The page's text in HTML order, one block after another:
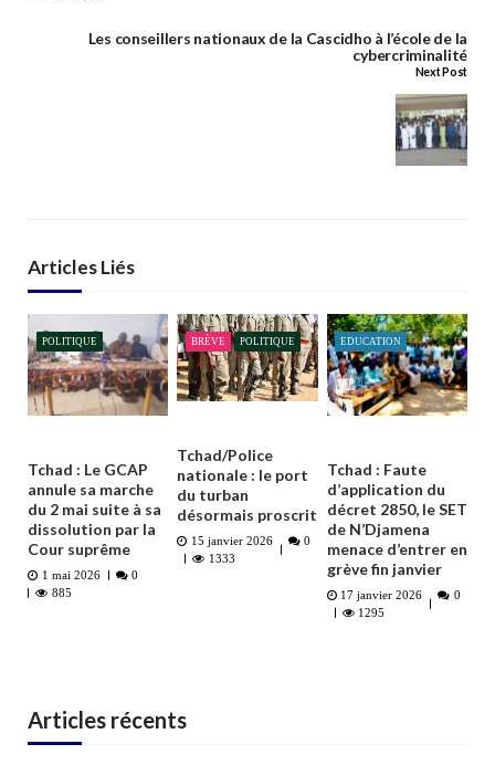
Les conseillers nationaux de la Cascidho à l’école de la
cybercriminalité
Next Post
Articles Liés
POLITIQUE
Tchad : Le GCAP
annule sa marche
du 2 mai suite à sa
dissolution par la
Cour suprême
1 mai 2026
0
885
BRÈVE POLITIQUE
Tchad/Police
nationale : le port
du turban
désormais proscrit
15 janvier 2026
0
1333
EDUCATION
Tchad : Faute
d’application du
décret 2850, le SET
de N’Djamena
menace d’entrer en
grève fin janvier
17 janvier 2026
0
1295
Articles récents